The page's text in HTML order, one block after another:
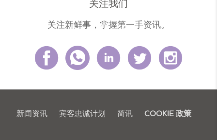
关注我们
关注新鲜事，掌握第一手资讯。
新闻资讯 宾客忠诚计划 简讯 COOKIE 政策